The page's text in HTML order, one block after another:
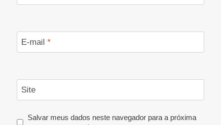
E-mail *
Site
Salvar meus dados neste navegador para a próxima